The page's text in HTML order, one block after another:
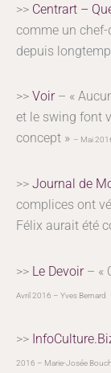
>> Centrart –
comme un chef-
depuis
>> Voir– «
et le swing font
concept » – Mai
>> Journal de
complices ont
Félix aurait été
>> Le Devoir– «
Avril 2016 – Yves Bernard
>>
2016 – Marie-Josée